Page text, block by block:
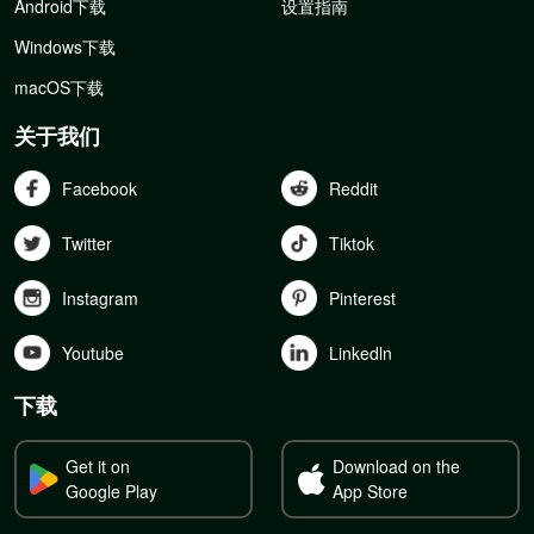
Android下载
Windows下载
macOS下载
设置指南
关于我们
Facebook Reddit
Twitter Tiktok
Instagram Pinterest
Youtube Linkedln
下载
Get it on
Google Play
Download on the
App Store